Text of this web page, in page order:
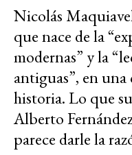
Nicolás
que nace de la
modernas” y la
antiguas”, en
historia. Lo que
Alberto
parece darle la